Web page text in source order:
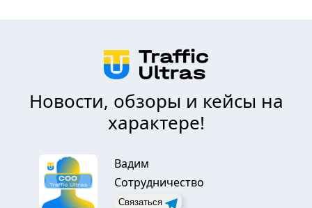
Новости, обзоры и кейсы на
характере!
Вадим
Сотрудничество
Связаться